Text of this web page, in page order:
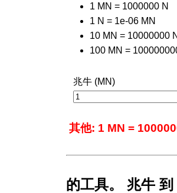
1 MN = 1000000 N
1 N = 1e-06 MN
10 MN = 10000000 N
100 MN =
兆牛 (MN)
其他: 1 MN =
的工具。 兆牛